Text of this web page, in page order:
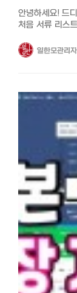
이자, 대출 한도
https://
니사, 주식, 포
https://
https://
7선! 연회비 무
https://
[결론] 일본 생활, 스마트하게 시작하기 일본은 더 이상 현금만 쓰는 나라가
아닙니다. 오히
조금만 공부하
체크리스트: PayPay 앱 설치 및 은행 계좌 연동하기 가장 가까운 편의점에
정기권 활용법'
안녕하세요! 드
처음 서류 리스
공유합니다!
1. 첫 번째 관문: "우
내 경험: 저희는
구약소에서 발
처리되더군요.
올라간 걸 확인
2. 두 번째 관문: "
(?)은 바로 질
처음 만난 날짜,
소설을 쓰는 기분이었습니다. 꿀팁: 기
기록이나 비행
찍은 사진 2~3
'가족이 공인한
3. 세 번째 관문: "
가장 걱정하는
같아요. 서류: 일본인 배우자의 과세증명서, 납세증명서, 재직증명서가
필요합니다.
내 경험: 제 배
불안했어요. 그
일한모관리자